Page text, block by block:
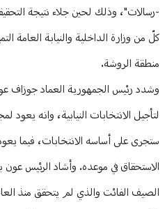
-رسالات"، وذلك لحين جلاء نتيجة
كلّ من وزارة الداخلية والنيابة العامة
منطقة الروشة.
وشدد رئيس الجمهورية العماد جوزاف
لتأجيل الانتخابات النيابية، وانه يعود
ستجرى على أساسه الانتخابات، فيما
الاستحقاق في موعده. وأشاد الرئيس عون